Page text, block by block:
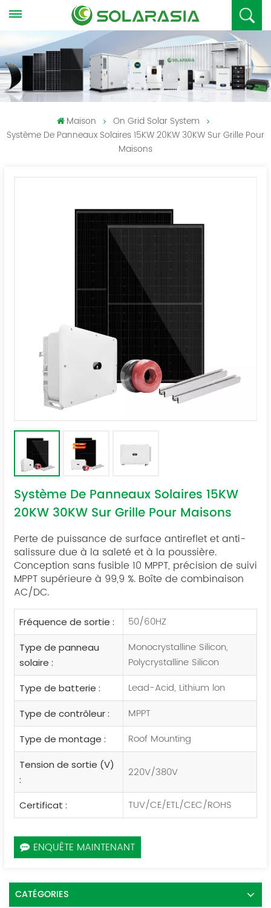
Maison
On Grid Solar System
Système De Panneaux Solaires 15KW 20KW 30KW Sur Grille Pour
Maisons
Système De Panneaux Solaires 15KW
20KW 30KW Sur Grille Pour Maisons
Perte de puissance de surface antireflet et anti-
salissure due à la saleté et à la poussière.
Conception sans fusible 10 MPPT, précision de suivi
MPPT supérieure à 99,9 %. Boîte de combinaison
AC/DC.
Fréquence de sortie : 50/60HZ
Type de panneau
solaire :
Monocrystalline Silicon,
Polycrystalline Silicon
Type de batterie : Lead-Acid, Lithium lon
Type de contrôleur : MPPT
Type de montage : Roof Mounting
Tension de sortie (V)
:
220V/380V
Certificat : TUV/CE/ETL/CEC/ROHS
ENQUÊTE MAINTENANT
CATÉGORIES